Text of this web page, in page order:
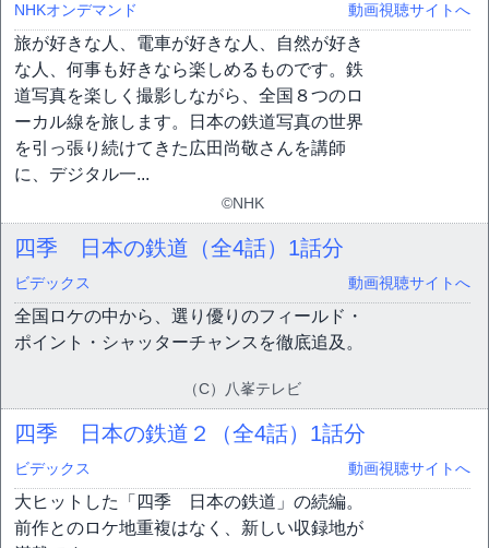
NHKオンデマンド 動画視聴サイトへ
旅が好きな人、電車が好きな人、自然が好き
な人、何事も好きなら楽しめるものです。鉄
道写真を楽しく撮影しながら、全国８つのロ
ーカル線を旅します。日本の鉄道写真の世界
を引っ張り続けてきた広田尚敬さんを講師
に、デジタル一...
©NHK
四季 日本の鉄道（全4話） 1話分
ビデックス 動画視聴サイトへ
全国ロケの中から、選り優りのフィールド・
ポイント・シャッターチャンスを徹底追及。
（C）八峯テレビ
四季 日本の鉄道２（全4話） 1話分
ビデックス 動画視聴サイトへ
大ヒットした「四季 日本の鉄道」の続編。
前作とのロケ地重複はなく、新しい収録地が